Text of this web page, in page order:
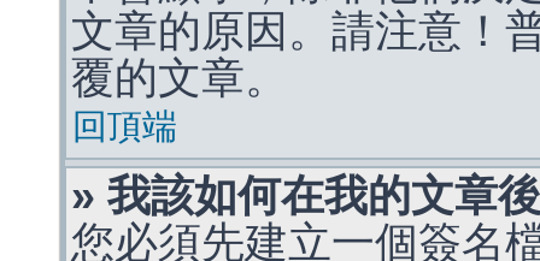
文章的原因。請注意！
覆的文章。
回頂端
» 我該如何在我的文章
您必須先建立一個簽名